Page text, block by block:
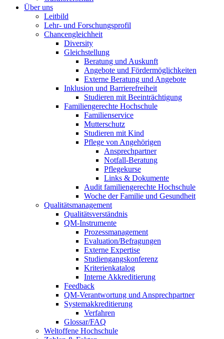
Über uns
Leitbild
Lehr- und Forschungsprofil
Chancengleichheit
Diversity
Gleichstellung
Beratung und Auskunft
Angebote und Fördermöglichkeiten
Externe Beratung und Angebote
Inklusion und Barrierefreiheit
Studieren mit Beeinträchtigung
Familiengerechte Hochschule
Familienservice
Mutterschutz
Studieren mit Kind
Pflege von Angehörigen
Ansprechpartner
Notfall-Beratung
Pflegekurse
Links & Dokumente
Audit familiengerechte Hochschule
Woche der Familie und Gesundheit
Qualitätsmanagement
Qualitätsverständnis
QM-Instrumente
Prozessmanagement
Evaluation/Befragungen
Externe Expertise
Studiengangskonferenz
Kriterienkatalog
Interne Akkreditierung
Feedback
QM-Verantwortung und Ansprechpartner
Systemakkreditierung
Verfahren
Glossar/FAQ
Weltoffene Hochschule